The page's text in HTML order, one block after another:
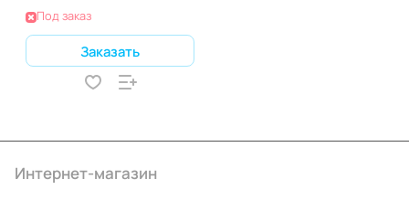
Под заказ
Заказать
Интернет-магазин